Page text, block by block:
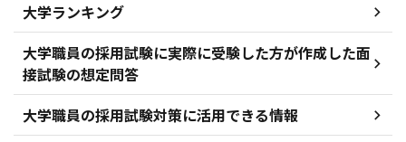
大学ランキング
大学職員の採用試験に実際に受験した方が作成した面
接試験の想定問答
大学職員の採用試験対策に活用できる情報